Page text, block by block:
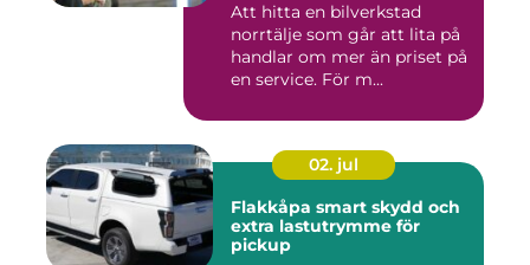
Att hitta en bilverkstad
norrtälje som går att lita på
handlar om mer än priset på
en service. För m...
02. jul
Flakkåpa smart skydd och
extra lastutrymme för
pickup